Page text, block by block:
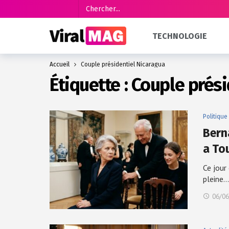
TECHNOLOGIE
Accueil Couple présidentiel Nicaragua
Étiquette :Couple
Politique
a
Ce
pleine…
06/